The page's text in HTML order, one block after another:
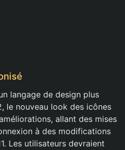
langage de design plus
le nouveau look des icônes
allant des mises
à des modifications
Les utilisateurs devraient